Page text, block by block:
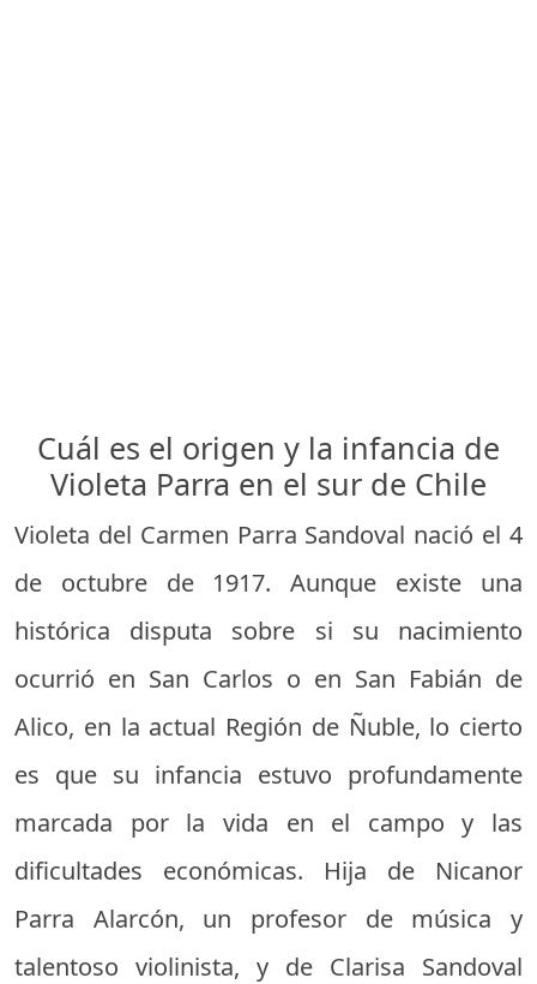
Cuál es el origen y la infancia de
Violeta Parra en el sur de Chile
Violeta del Carmen Parra Sandoval nació el 4
de octubre de 1917. Aunque existe una
histórica disputa sobre si su nacimiento
ocurrió en San Carlos o en San Fabián de
Alico, en la actual Región de Ñuble, lo cierto
es que su infancia estuvo profundamente
marcada por la vida en el campo y las
dificultades económicas. Hija de Nicanor
Parra Alarcón, un profesor de música y
talentoso violinista, y de Clarisa Sandoval